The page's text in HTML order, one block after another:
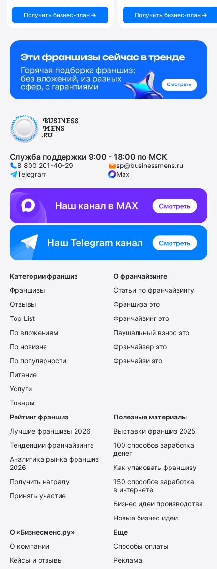
Получить бизнес-план Получить бизнес-план
Служба поддержки 9:00 - 18:00 по МСК
8 800 201-40-29
sp@businessmens.ru
Telegram
Max
Категории франшиз
Франшизы
Отзывы
Top List
По вложениям
По новизне
По популярности
Питание
Услуги
Товары
О франчайзинге
Статьи по франчайзингу
Франшиза это
Франчайзинг это
Паушальный взнос это
Франчайзер это
Франчайзи это
Рейтинг франшиз
Лучшие франшизы 2026
Тенденции франчайзинга
Аналитика рынка франшиз
2026
Получить награду
Принять участие
Полезные материалы
Выставки франшиз 2025
100 способов заработка
денег
Как упаковать франшизу
150 способов заработка
в интернете
Бизнес идеи производства
Новые бизнес идеи
О «Бизнесменс.ру»
О компании
Кейсы и отзывы
Еще
Способы оплаты
Реклама